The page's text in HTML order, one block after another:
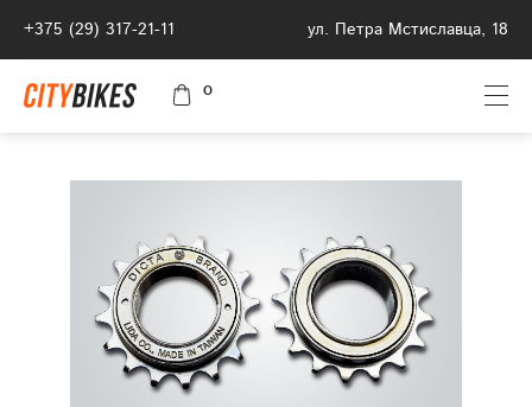
+375 (29) 317-21-11 ул. Петра Мстиславца, 18
0